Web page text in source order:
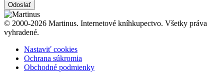
Odoslať
© 2000-2026 Martinus. Internetové kníhkupectvo. Všetky práva
vyhradené.
Nastaviť cookies
Ochrana súkromia
Obchodné podmienky